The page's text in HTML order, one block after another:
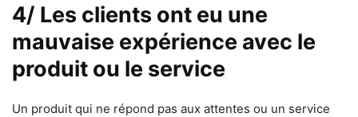
4/ Les clients ont eu une
mauvaise expérience avec le
produit ou le service
Un produit qui ne répond pas aux attentes ou un service